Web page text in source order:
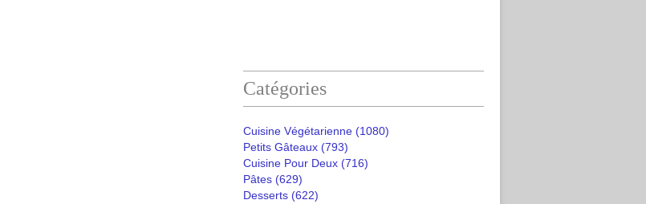
Catégories
Cuisine Végétarienne (1080)
Petits Gâteaux (793)
Cuisine Pour Deux (716)
Pâtes (629)
Desserts (622)